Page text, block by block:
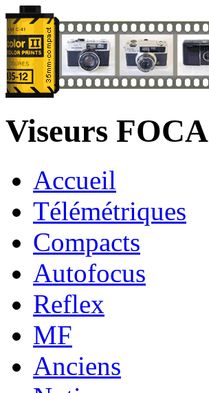
Viseurs FOCA
Accueil
Télémétriques
Compacts
Autofocus
Reflex
MF
Anciens